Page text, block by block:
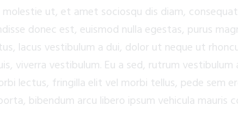
ut, et amet sociosqu dis diam,
donec est, euismod nulla egestas, purus
lacus vestibulum a dui, dolor ut neque ut
viverra vestibulum. Eu a sed, rutrum vestibulum
lectus, fringilla elit vel morbi tellus, pede sem
bibendum arcu libero ipsum vehicula